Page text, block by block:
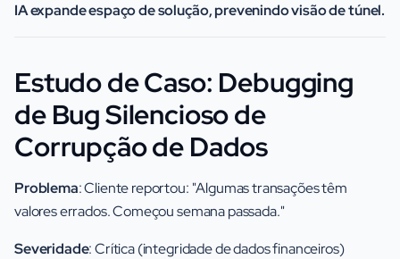
IA expande espaço de solução, prevenindo visão de túnel.
Estudo de Caso: Debugging
de Bug Silencioso de
Corrupção de Dados
Problema: Cliente reportou: "Algumas transações têm
valores errados. Começou semana passada."
Severidade: Crítica (integridade de dados financeiros)